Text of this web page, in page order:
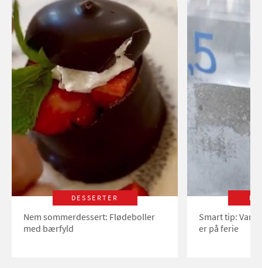
DESSERTER
Nem sommerdessert: Flødeboller
med bærfyld
Smart tip:
er på ferie